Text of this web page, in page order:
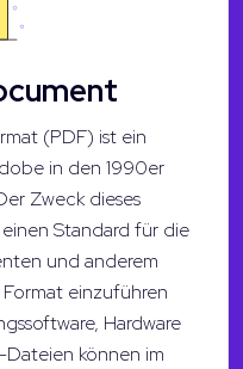
(PDF) ist ein
in den 1990er
Zweck dieses
Standard für die
und anderem
einzuführen
Hardware
Dateien können im